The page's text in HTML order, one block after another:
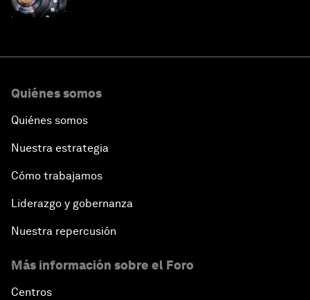
Quiénes somos
Quiénes somos
Nuestra estrategia
Cómo trabajamos
Liderazgo y gobernanza
Nuestra repercusión
Más información sobre el Foro
Centros